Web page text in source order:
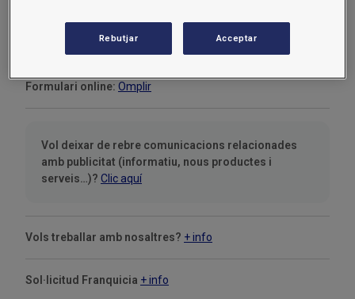
corresponents per satisfer les seves pretensions.
Formulari online: Omplir
Vol deixar de rebre comunicacions relacionades
amb publicitat (informatiu, nous productes i
serveis…)? Clic aquí
Vols treballar amb nosaltres? + info
Sol·licitud Franquicia + info
Rebutjar Acceptar